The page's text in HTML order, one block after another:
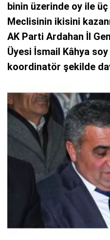
binin üzerinde oy ile
Meclisinin ikisini
AK Parti Ardahan İl
Üyesi İsmail Kâhya
koordinatör şekilde